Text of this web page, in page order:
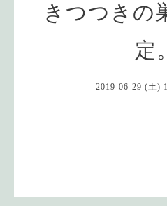
きつつきの
定。
2019-06-29 (土)